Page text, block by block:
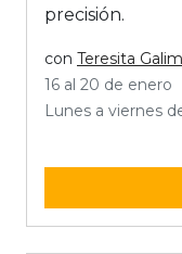
precisión.
con Teresita
16 al 20 de enero
Lunes a viernes